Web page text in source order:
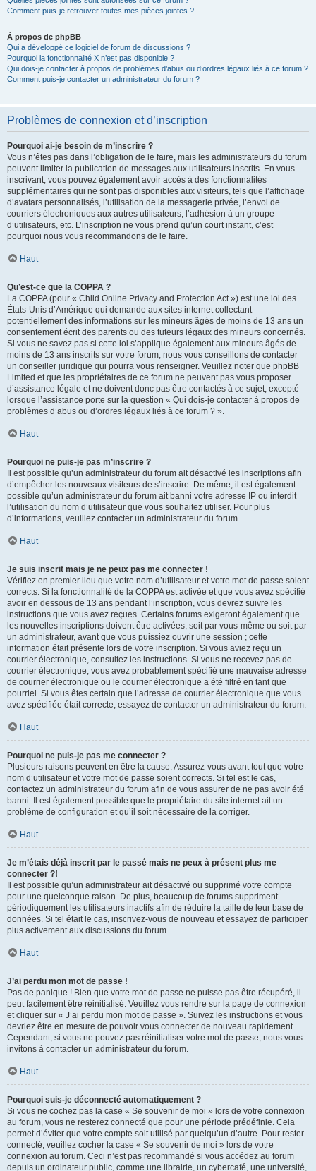
Comment puis-je retrouver toutes mes pièces jointes ?
À propos de phpBB
Qui a développé ce logiciel de forum de discussions ?
Pourquoi la fonctionnalité X n’est pas disponible ?
Qui dois-je contacter à propos de problèmes d’abus ou d’ordres légaux liés à ce forum ?
Comment puis-je contacter un administrateur du forum ?
Problèmes de connexion et d’inscription
Pourquoi ai-je besoin de m’inscrire ?
Vous n’êtes pas dans l’obligation de le faire, mais les administrateurs du forum
peuvent limiter la publication de messages aux utilisateurs inscrits. En vous
inscrivant, vous pouvez également avoir accès à des fonctionnalités
supplémentaires qui ne sont pas disponibles aux visiteurs, tels que l’affichage
d’avatars personnalisés, l’utilisation de la messagerie privée, l’envoi de
courriers électroniques aux autres utilisateurs, l’adhésion à un groupe
d’utilisateurs, etc. L’inscription ne vous prend qu’un court instant, c’est
pourquoi nous vous recommandons de le faire.
Haut
Qu’est-ce que la COPPA ?
La COPPA (pour « Child Online Privacy and Protection Act ») est une loi des
États-Unis d’Amérique qui demande aux sites internet collectant
potentiellement des informations sur les mineurs âgés de moins de 13 ans un
consentement écrit des parents ou des tuteurs légaux des mineurs concernés.
Si vous ne savez pas si cette loi s’applique également aux mineurs âgés de
moins de 13 ans inscrits sur votre forum, nous vous conseillons de contacter
un conseiller juridique qui pourra vous renseigner. Veuillez noter que phpBB
Limited et que les propriétaires de ce forum ne peuvent pas vous proposer
d’assistance légale et ne doivent donc pas être contactés à ce sujet, excepté
lorsque l’assistance porte sur la question « Qui dois-je contacter à propos de
problèmes d’abus ou d’ordres légaux liés à ce forum ? ».
Haut
Pourquoi ne puis-je pas m’inscrire ?
Il est possible qu’un administrateur du forum ait désactivé les inscriptions afin
d’empêcher les nouveaux visiteurs de s’inscrire. De même, il est également
possible qu’un administrateur du forum ait banni votre adresse IP ou interdit
l’utilisation du nom d’utilisateur que vous souhaitez utiliser. Pour plus
d’informations, veuillez contacter un administrateur du forum.
Haut
Je suis inscrit mais je ne peux pas me connecter !
Vérifiez en premier lieu que votre nom d’utilisateur et votre mot de passe soient
corrects. Si la fonctionnalité de la COPPA est activée et que vous avez spécifié
avoir en dessous de 13 ans pendant l’inscription, vous devrez suivre les
instructions que vous avez reçues. Certains forums exigeront également que
les nouvelles inscriptions doivent être activées, soit par vous-même ou soit par
un administrateur, avant que vous puissiez ouvrir une session ; cette
information était présente lors de votre inscription. Si vous aviez reçu un
courrier électronique, consultez les instructions. Si vous ne recevez pas de
courrier électronique, vous avez probablement spécifié une mauvaise adresse
de courrier électronique ou le courrier électronique a été filtré en tant que
pourriel. Si vous êtes certain que l’adresse de courrier électronique que vous
avez spécifiée était correcte, essayez de contacter un administrateur du forum.
Haut
Pourquoi ne puis-je pas me connecter ?
Plusieurs raisons peuvent en être la cause. Assurez-vous avant tout que votre
nom d’utilisateur et votre mot de passe soient corrects. Si tel est le cas,
contactez un administrateur du forum afin de vous assurer de ne pas avoir été
banni. Il est également possible que le propriétaire du site internet ait un
problème de configuration et qu’il soit nécessaire de la corriger.
Haut
Je m’étais déjà inscrit par le passé mais ne peux à présent plus me
connecter ?!
Il est possible qu’un administrateur ait désactivé ou supprimé votre compte
pour une quelconque raison. De plus, beaucoup de forums suppriment
périodiquement les utilisateurs inactifs afin de réduire la taille de leur base de
données. Si tel était le cas, inscrivez-vous de nouveau et essayez de participer
plus activement aux discussions du forum.
Haut
J’ai perdu mon mot de passe !
Pas de panique ! Bien que votre mot de passe ne puisse pas être récupéré, il
peut facilement être réinitialisé. Veuillez vous rendre sur la page de connexion
et cliquer sur « J’ai perdu mon mot de passe ». Suivez les instructions et vous
devriez être en mesure de pouvoir vous connecter de nouveau rapidement.
Cependant, si vous ne pouvez pas réinitialiser votre mot de passe, nous vous
invitons à contacter un administrateur du forum.
Haut
Pourquoi suis-je déconnecté automatiquement ?
Si vous ne cochez pas la case « Se souvenir de moi » lors de votre connexion
au forum, vous ne resterez connecté que pour une période prédéfinie. Cela
permet d’éviter que votre compte soit utilisé par quelqu’un d’autre. Pour rester
connecté, veuillez cocher la case « Se souvenir de moi » lors de votre
connexion au forum. Ceci n’est pas recommandé si vous accédez au forum
depuis un ordinateur public, comme une librairie, un cybercafé, une université,